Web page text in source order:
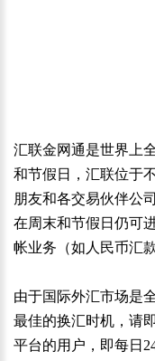
汇联金网通是世界上
和节假日，汇联位于
朋友和各交易伙伴公
在周末和节假日仍可
帐业务（如人民币汇
由于国际外汇市场是
最佳的换汇时机，请
平台的用户，即每日